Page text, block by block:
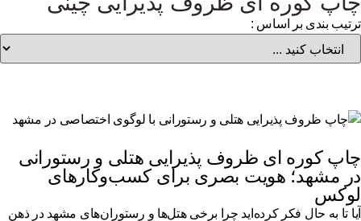
بندی بر اساس :
کوره ای ظروف پذیرایی هتلی و رستورانی
مشهد؛ هویت بصری برای کسب‌وکارهای
تا به حال فکر کرده‌اید چرا برخی هتل‌ها و رستوران‌های مشهد در ذهن